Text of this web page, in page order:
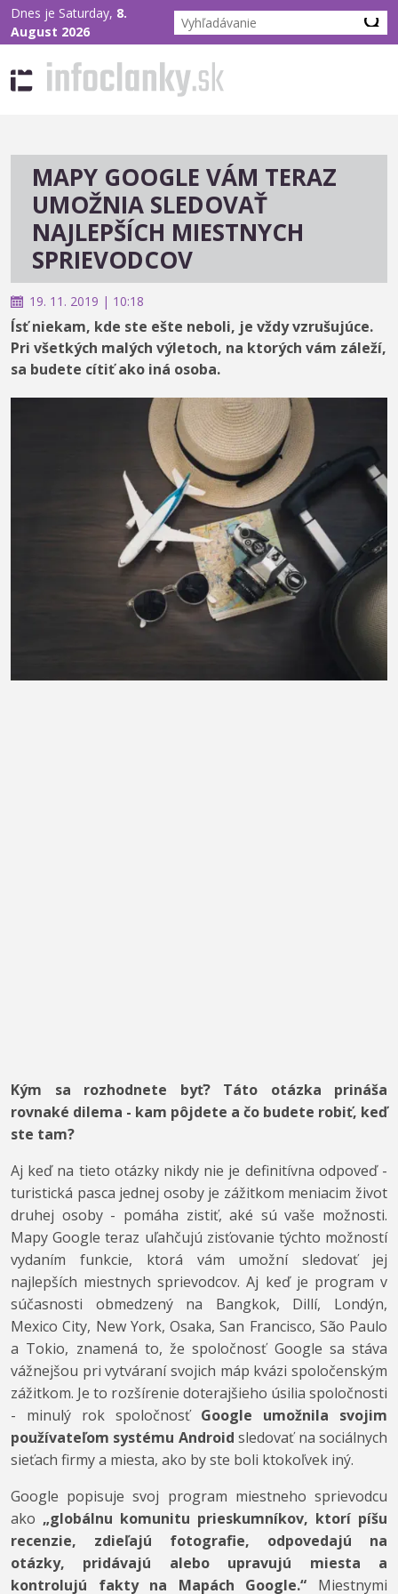
Dnes je Saturday, 8.
August 2026
MAPY GOOGLE VÁM TERAZ
UMOŽNIA SLEDOVAŤ
NAJLEPŠÍCH MIESTNYCH
SPRIEVODCOV
19. 11. 2019 | 10:18
Ísť niekam, kde ste ešte neboli, je vždy vzrušujúce.
Pri všetkých malých výletoch, na ktorých vám záleží,
sa budete cítiť ako iná osoba.
Kým sa rozhodnete byť? Táto otázka prináša
rovnaké dilema - kam pôjdete a čo budete robiť, keď
ste tam?
Aj keď na tieto otázky nikdy nie je definitívna odpoveď -
turistická pasca jednej osoby je zážitkom meniacim život
druhej osoby - pomáha zistiť, aké sú vaše možnosti.
Mapy Google teraz uľahčujú zisťovanie týchto možností
vydaním funkcie, ktorá vám umožní sledovať jej
najlepších miestnych sprievodcov. Aj keď je program v
súčasnosti obmedzený na Bangkok, Dillí, Londýn,
Mexico City, New York, Osaka, San Francisco, São Paulo
a Tokio, znamená to, že spoločnosť Google sa stáva
vážnejšou pri vytváraní svojich máp kvázi spoločenským
zážitkom. Je to rozšírenie doterajšieho úsilia spoločnosti
- minulý rok spoločnosťGoogle umožnila svojim
používateľom systému Android sledovať na sociálnych
sieťach firmy a miesta, ako by ste boli ktokoľvek iný.
Google popisuje svoj program miestneho sprievodcu
ako „globálnu komunitu prieskumníkov, ktorí píšu
recenzie, zdieľajú fotografie, odpovedajú na
otázky, pridávajú alebo upravujú miesta a
kontrolujú fakty na Mapách Google.“ Miestnymi